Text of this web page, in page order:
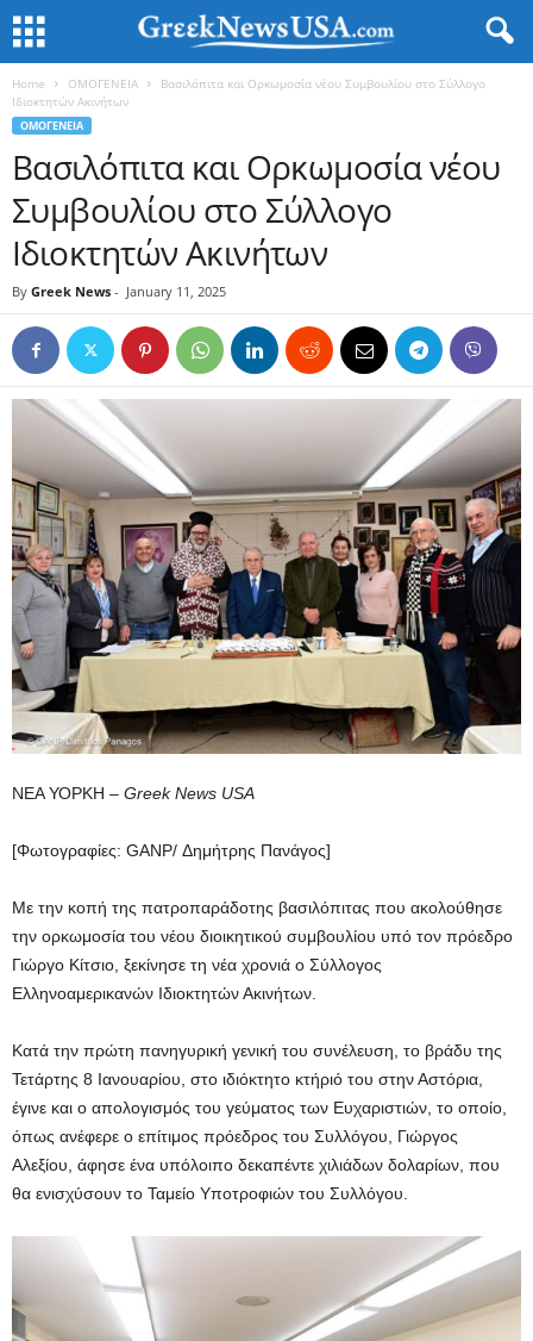
Home ΟΜΟΓΕΝΕΙΑ
Βασιλόπιτα και Ορκωμοσία νέου Συμβουλίου στο Σύλλογο
Ιδιοκτητών Ακινήτων
ΟΜΟΓΕΝΕΙΑ
Βασιλόπιτα και Ορκωμοσία νέου
Συμβουλίου στο Σύλλογο
Ιδιοκτητών Ακινήτων
By Greek News - January 11, 2025
ΝΕΑ ΥΟΡΚΗ – GreekNews USA
[Φωτογραφίες: GANP/ Δημήτρης Πανάγος]
Με την κοπή της πατροπαράδοτης βασιλόπιτας που ακολούθησε
την ορκωμοσία του νέου διοικητικού συμβουλίου υπό τον πρόεδρο
Γιώργο Κίτσιο, ξεκίνησε τη νέα χρονιά ο Σύλλογος
Ελληνοαμερικανών Ιδιοκτητών Ακινήτων.
Κατά την πρώτη πανηγυρική γενική του συνέλευση, το βράδυ της
Τετάρτης 8 Ιανουαρίου, στο ιδιόκτητο κτήριό του στην Αστόρια,
έγινε και ο απολογισμός του γεύματος των Ευχαριστιών, το οποίο,
όπως ανέφερε ο επίτιμος πρόεδρος του Συλλόγου, Γιώργος
Αλεξίου, άφησε ένα υπόλοιπο δεκαπέντε χιλιάδων δολαρίων, που
θα ενισχύσουν το Ταμείο Υποτροφιών του Συλλόγου.